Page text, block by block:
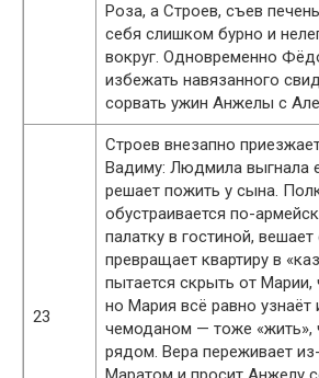
Роза, а Строев, съев
себя слишком бурно и
вокруг. Одновременно
избежать навязанного
сорвать ужин Анжелы с
23
Строев внезапно
Вадиму: Людмила выгнала
решает пожить у сына.
обустраивается по-
палатку в гостиной, вешает
превращает квартиру в
пытается скрыть от Марии,
но Мария всё равно узнаёт
чемоданом — тоже «жить»,
рядом. Вера переживает